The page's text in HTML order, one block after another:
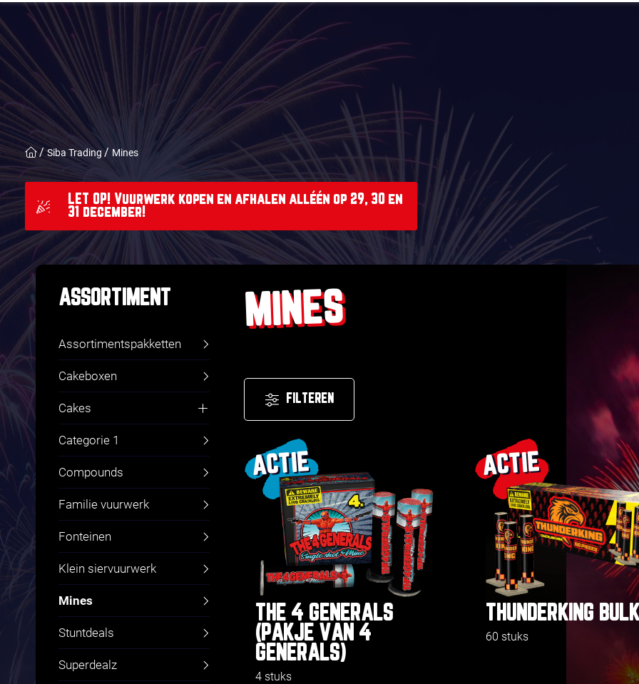
Siba Trading Mines
LET OP! Vuurwerk kopen en afhalen alléén op 29, 30 en
31 december!
ASSORTIMENT
Assortimentspakketten
Cakeboxen
Cakes
Fluitcakes
Categorie 1
Compounds
Familie vuurwerk
Fonteinen
Klein siervuurwerk
Mines
Stuntdeals
Superdealz
MINES
FILTEREN
ACTIE
THE 4 GENERALS
(PAKJE VAN 4
GENERALS)
4 stuks
ACTIE
THUNDERKING BULK
60 stuks